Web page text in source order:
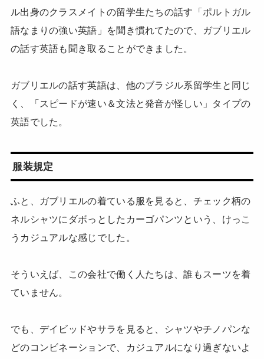
ル出身のクラスメイトの留学生たちの話す「ポルトガル
語なまりの強い英語」を聞き慣れてたので、ガブリエル
の話す英語も聞き取ることができました。
ガブリエルの話す英語は、他のブラジル系留学生と同じ
く、「スピードが速い＆文法と発音が怪しい」タイプの
英語でした。
服装規定
ふと、ガブリエルの着ている服を見ると、チェック柄の
ネルシャツにダボっとしたカーゴパンツという、けっこ
うカジュアルな感じでした。
そういえば、この会社で働く人たちは、誰もスーツを着
ていません。
でも、デイビッドやサラを見ると、シャツやチノパンな
どのコンビネーションで、カジュアルになり過ぎないよ